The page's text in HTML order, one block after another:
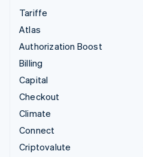
Tariffe
Atlas
Authorization Boost
Billing
Capital
Checkout
Climate
Connect
Criptovalute